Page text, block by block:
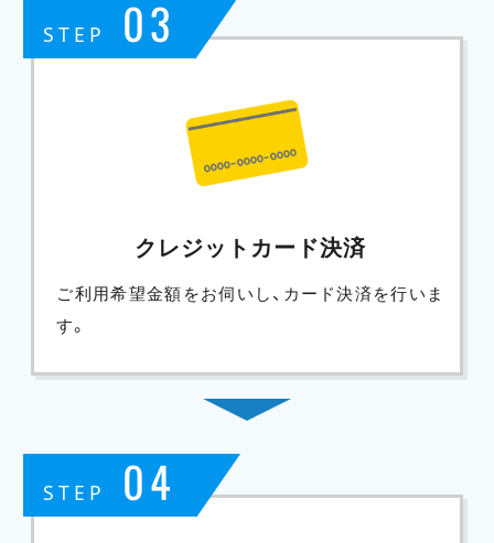
STEP 03
クレジットカード決済
ご利用希望金額をお伺いし、カード決済を行いま
す。
STEP 04